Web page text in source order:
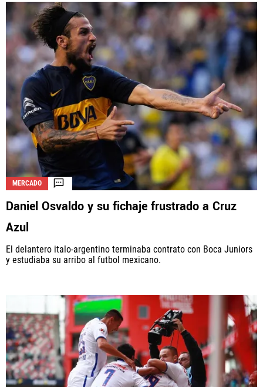
Política Editorial
Ad Choices
Vamos Azul, al igual que Futbol Sites, es una
compañía perteneciente a Better Collective. Todos
los derechos reservados.
La aceptación de una de las ofertas presentadas en esta página
puede dar lugar a un pago a
Vamos Azul. Este pago puede influir en
cómo y dónde aparecen los operadores de juego en la página y en el
orden en que aparecen, pero no influye en nuestras evaluaciones.
MERCADO
Daniel Osvaldo y su fichaje frustrado a Cruz
Azul
El delantero italo-argentino terminaba contrato con Boca Juniors
y estudiaba su arribo al futbol mexicano.